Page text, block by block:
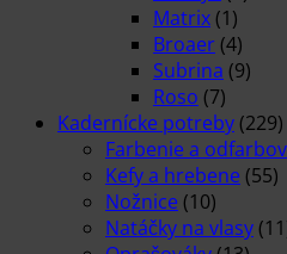
Matrix (1)
Broaer (4)
Subrina (9)
Roso (7)
Kadernícke potreby (229)
Farbenie a
Kefy a hrebene (55)
Nožnice (10)
Natáčky na vlasy